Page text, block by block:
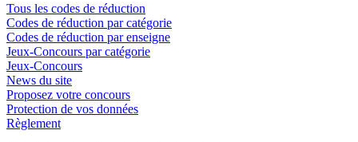
Tous les codes de réduction
Codes de réduction par catégorie
Codes de réduction par enseigne
Jeux-Concours par catégorie
Jeux-Concours
News du site
Proposez votre concours
Protection de vos données
Règlement